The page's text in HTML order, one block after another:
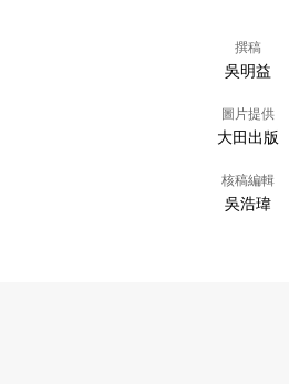
撰稿
吳明益
圖片提供
大田出版
核稿編輯
吳浩瑋